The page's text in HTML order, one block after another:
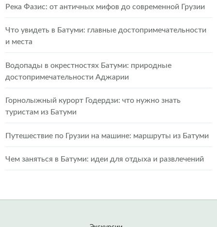
Река Фазис: от античных мифов до современной Грузии
Что увидеть в Батуми: главные достопримечательности
и места
Водопады в окрестностях Батуми: природные
достопримечательности Аджарии
Горнолыжный курорт Годердзи: что нужно знать
туристам из Батуми
Путешествие по Грузии на машине: маршруты из Батуми
Чем заняться в Батуми: идеи для отдыха и развлечений